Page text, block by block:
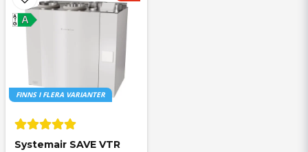
FINNS I FLERA VARIANTER
A
A
G
Systemair SAVE VTR